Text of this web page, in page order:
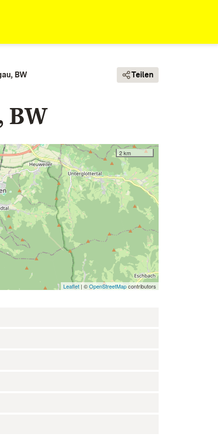
BW Teilen
BW
2 km
Leaflet | ©OpenStreetMapcontributors